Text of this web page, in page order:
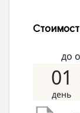
до
01